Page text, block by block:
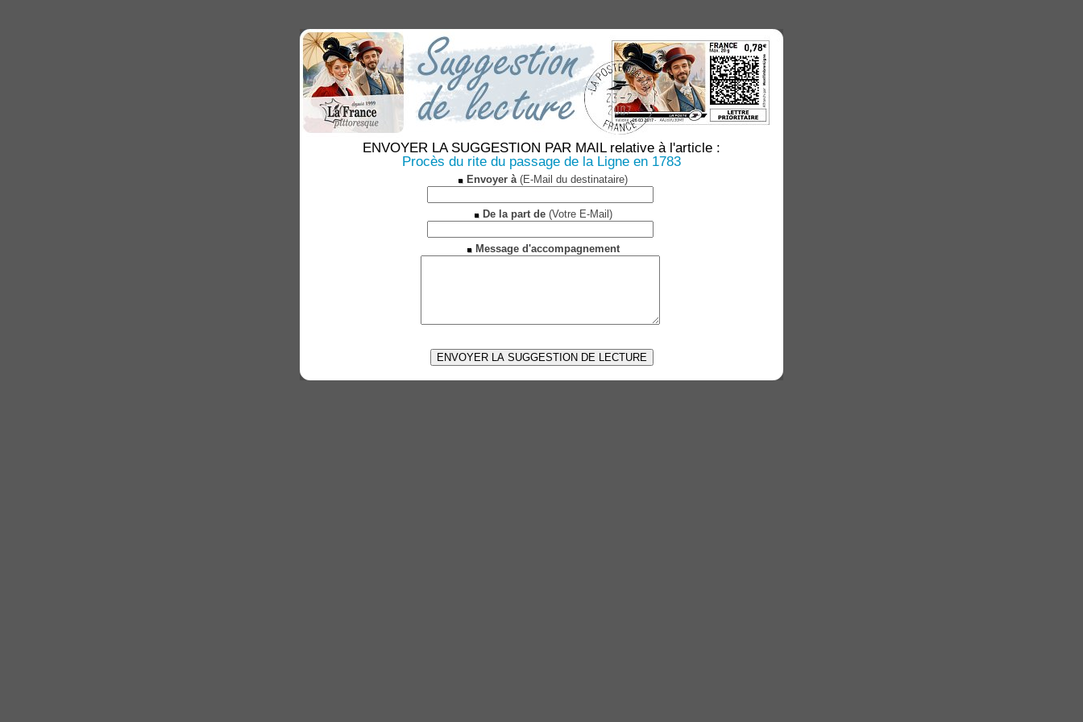
ENVOYER LA SUGGESTION PAR MAIL relative à l'article :
Procès du rite du passage de la Ligne en 1783
Envoyer à(E-Mail du destinataire)
De la part de(Votre E-Mail)
Message d'accompagnement